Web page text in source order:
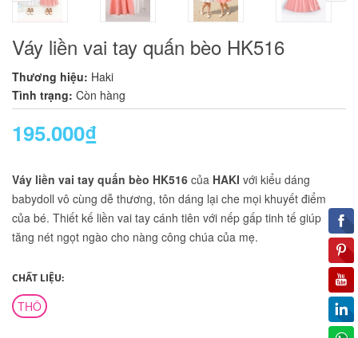
Váy liền vai tay quấn bèo HK516
Thương hiệu: Haki
Tình trạng: Còn hàng
195.000₫
Váy liền vai tay quấn bèo HK516 của HAKI với kiểu dáng
babydoll vô cùng dễ thương, tôn dáng lại che mọi khuyết điểm
của bé. Thiết kế liền vai tay cánh tiên với nếp gấp tinh tế giúp
tăng nét ngọt ngào cho nàng công chúa của mẹ.
CHẤT LIỆU:
THÔ